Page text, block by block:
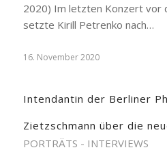
2020) Im letzten Konzert vor
setzte Kirill Petrenko nach…
16. November 2020
Intendantin der Berliner
Zietzschmann über die
PORTRÄTS - INTERVIEWS